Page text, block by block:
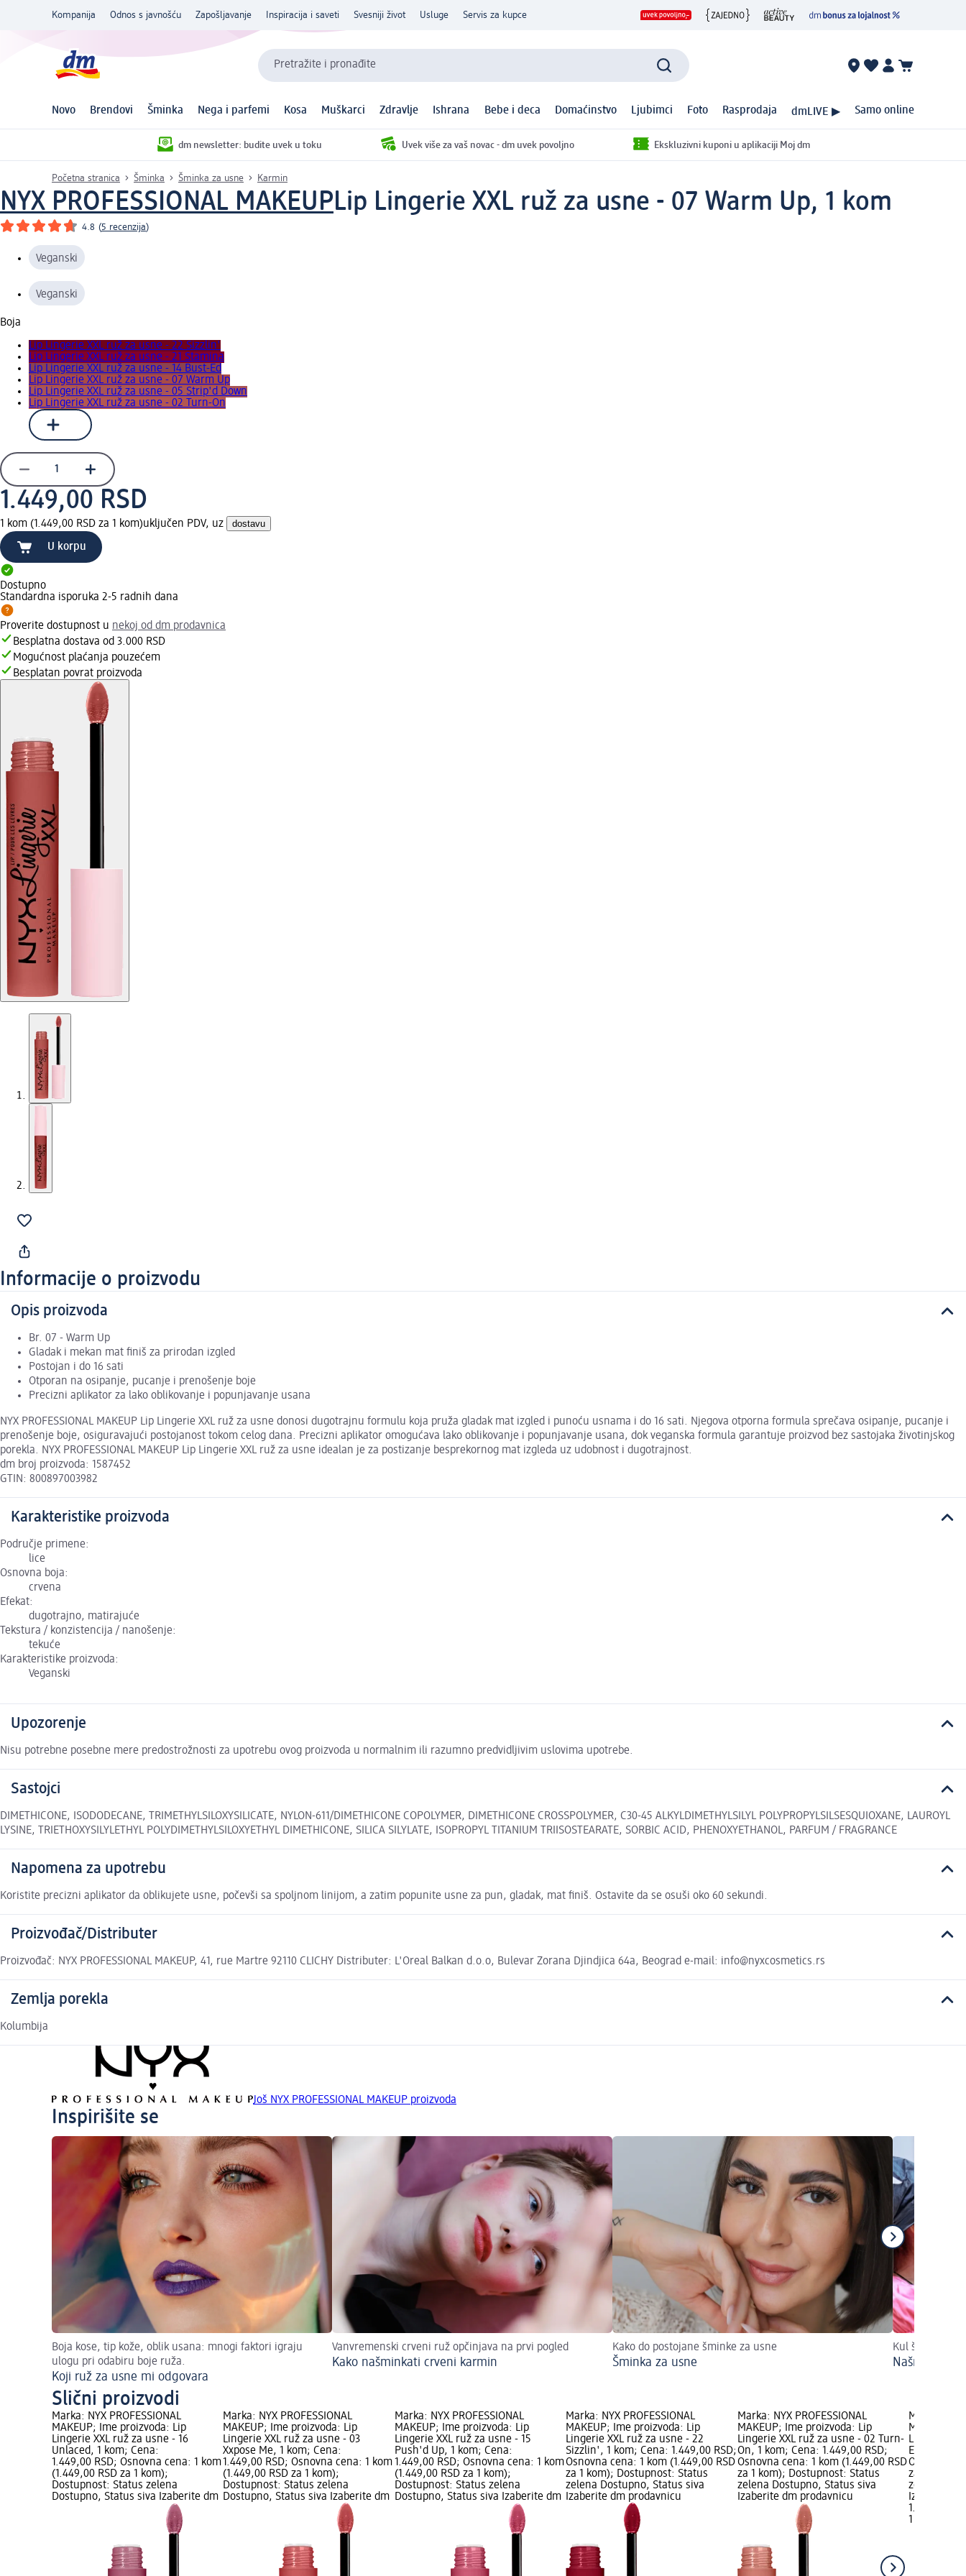
Kompanija Odnos s javnošću Zapošljavanje Inspiracija i saveti Svesniji život Usluge Servis za kupce
Pretražite i pronađite
Novo Brendovi Šminka Nega i parfemi Kosa Muškarci Zdravlje Ishrana Bebe i deca Domaćinstvo Ljubimci Foto Rasprodaja dmLIVE ▶ Samo online
dm newsletter: budite uvek u toku Uvek više za vaš novac - dm uvek povoljno Ekskluzivni kuponi u aplikaciji Moj dm
Početna stranica Šminka Šminka za usne Karmin
NYX PROFESSIONAL MAKEUPLip Lingerie XXL ruž za usne - 07 Warm Up, 1 kom
4.8 (5 recenzija)
Veganski
Veganski
Boja
Lip Lingerie XXL ruž za usne - 22 Sizzlin'
Lip Lingerie XXL ruž za usne - 21 Stamina
Lip Lingerie XXL ruž za usne - 14 Bust-Ed
Lip Lingerie XXL ruž za usne - 07 Warm Up
Lip Lingerie XXL ruž za usne - 05 Strip'd Down
Lip Lingerie XXL ruž za usne - 02 Turn-On
1.449,00 RSD
1 kom (1.449,00 RSD za 1 kom)uključen PDV, uz dostavu
U korpu
Dostupno
Standardna isporuka 2-5 radnih dana
Proverite dostupnost u nekoj od dm prodavnica
Besplatna dostava od 3.000 RSD
Mogućnost plaćanja pouzećem
Besplatan povrat proizvoda
Informacije o proizvodu
Opis proizvoda
Br. 07 - Warm Up
Gladak i mekan mat finiš za prirodan izgled
Postojan i do 16 sati
Otporan na osipanje, pucanje i prenošenje boje
Precizni aplikator za lako oblikovanje i popunjavanje usana
NYX PROFESSIONAL MAKEUP Lip Lingerie XXL ruž za usne donosi dugotrajnu formulu koja pruža gladak mat izgled i punoću usnama i do 16 sati. Njegova otporna formula sprečava osipanje, pucanje i
prenošenje boje, osiguravajući postojanost tokom celog dana. Precizni aplikator omogućava lako oblikovanje i popunjavanje usana, dok veganska formula garantuje proizvod bez sastojaka životinjskog
porekla. NYX PROFESSIONAL MAKEUP Lip Lingerie XXL ruž za usne idealan je za postizanje besprekornog mat izgleda uz udobnost i dugotrajnost.
dm broj proizvoda: 1587452
GTIN: 800897003982
Karakteristike proizvoda
Područje primene:
lice
Osnovna boja:
crvena
Efekat:
dugotrajno, matirajuće
Tekstura / konzistencija / nanošenje:
tekuće
Karakteristike proizvoda:
Veganski
Upozorenje
Nisu potrebne posebne mere predostrožnosti za upotrebu ovog proizvoda u normalnim ili razumno predvidljivim uslovima upotrebe.
Sastojci
DIMETHICONE, ISODODECANE, TRIMETHYLSILOXYSILICATE, NYLON-611/DIMETHICONE COPOLYMER, DIMETHICONE CROSSPOLYMER, C30-45 ALKYLDIMETHYLSILYL POLYPROPYLSILSESQUIOXANE, LAUROYL
LYSINE, TRIETHOXYSILYLETHYL POLYDIMETHYLSILOXYETHYL DIMETHICONE, SILICA SILYLATE, ISOPROPYL TITANIUM TRIISOSTEARATE, SORBIC ACID, PHENOXYETHANOL, PARFUM / FRAGRANCE
Napomena za upotrebu
Koristite precizni aplikator da oblikujete usne, počevši sa spoljnom linijom, a zatim popunite usne za pun, gladak, mat finiš. Ostavite da se osuši oko 60 sekundi.
Proizvođač/Distributer
Proizvođač: NYX PROFESSIONAL MAKEUP, 41, rue Martre 92110 CLICHY Distributer: L'Oreal Balkan d.o.o, Bulevar Zorana Djindjica 64a, Beograd e-mail: info@nyxcosmetics.rs
Zemlja porekla
Kolumbija
Još NYX PROFESSIONAL MAKEUP proizvoda
Inspirišite se
Boja kose, tip kože, oblik usana: mnogi faktori igraju
ulogu pri odabiru boje ruža.
Koji ruž za usne mi odgovara
Vanvremenski crveni ruž opčinjava na prvi pogled
Kako našminkati crveni karmin
Kako do postojane šminke za usne
Šminka za usne
Kul šminka sa
Našminkajte
Slični proizvodi
Marka: NYX PROFESSIONAL
MAKEUP; Ime proizvoda: Lip
Lingerie XXL ruž za usne - 16
Unlaced, 1 kom; Cena:
1.449,00 RSD; Osnovna cena: 1 kom
(1.449,00 RSD za 1 kom);
Dostupnost: Status zelena
Dostupno, Status siva Izaberite dm
Marka: NYX PROFESSIONAL
MAKEUP; Ime proizvoda: Lip
Lingerie XXL ruž za usne - 03
Xxpose Me, 1 kom; Cena:
1.449,00 RSD; Osnovna cena: 1 kom
(1.449,00 RSD za 1 kom);
Dostupnost: Status zelena
Dostupno, Status siva Izaberite dm
Marka: NYX PROFESSIONAL
MAKEUP; Ime proizvoda: Lip
Lingerie XXL ruž za usne - 15
Push'd Up, 1 kom; Cena:
1.449,00 RSD; Osnovna cena: 1 kom
(1.449,00 RSD za 1 kom);
Dostupnost: Status zelena
Dostupno, Status siva Izaberite dm
Marka: NYX PROFESSIONAL
MAKEUP; Ime proizvoda: Lip
Lingerie XXL ruž za usne - 22
Sizzlin', 1 kom; Cena: 1.449,00 RSD;
Osnovna cena: 1 kom (1.449,00 RSD
za 1 kom); Dostupnost: Status
zelena Dostupno, Status siva
Izaberite dm prodavnicu
Marka: NYX PROFESSIONAL
MAKEUP; Ime proizvoda: Lip
Lingerie XXL ruž za usne - 02 Turn-
On, 1 kom; Cena: 1.449,00 RSD;
Osnovna cena: 1 kom (1.449,00 RSD
za 1 kom); Dostupnost: Status
zelena Dostupno, Status siva
Izaberite dm prodavnicu
Marka: NYX
MAKEUP;
Lingerie
Ed, 1 kom;
Osnovna
za 1 kom);
zelena
Izaberite
1.449,00
1 kom